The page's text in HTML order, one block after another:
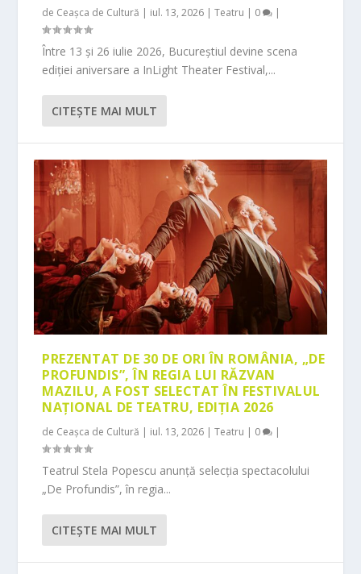
de Ceașca de Cultură | iul. 13, 2026 |Teatru | 0 |
Între 13 și 26 iulie 2026, Bucureștiul devine scena
ediției aniversare a InLight Theater Festival,...
CITEŞTE MAI MULT
PREZENTAT DE 30 DE ORI ÎN ROMÂNIA, „DE
PROFUNDIS”, ÎN REGIA LUI RĂZVAN
MAZILU, A FOST SELECTAT ÎN FESTIVALUL
NAȚIONAL DE TEATRU, EDIȚIA 2026
de Ceașca de Cultură | iul. 13, 2026 |Teatru | 0 |
Teatrul Stela Popescu anunță selecția spectacolului
„De Profundis”, în regia...
CITEŞTE MAI MULT